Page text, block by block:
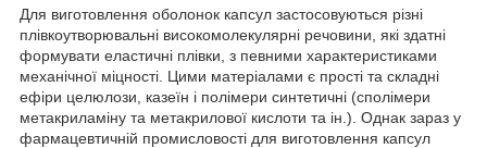
Для виготовлення оболонок капсул застосовуються різні
плівкоутворювальні високомолекулярні речовини, які здатні
формувати еластичні плівки, з певними характеристиками
механічної міцності. Цими матеріалами є прості та складні
ефіри целюлози, казеїн і полімери синтетичні (сполімери
метакриламіну та метакрилової кислоти та ін.). Однак зараз у
фармацевтичній промисловості для виготовлення капсул